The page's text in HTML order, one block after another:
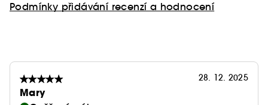
Podmínky přidávání recenzí a hodnocení
28. 12. 2025
Mary